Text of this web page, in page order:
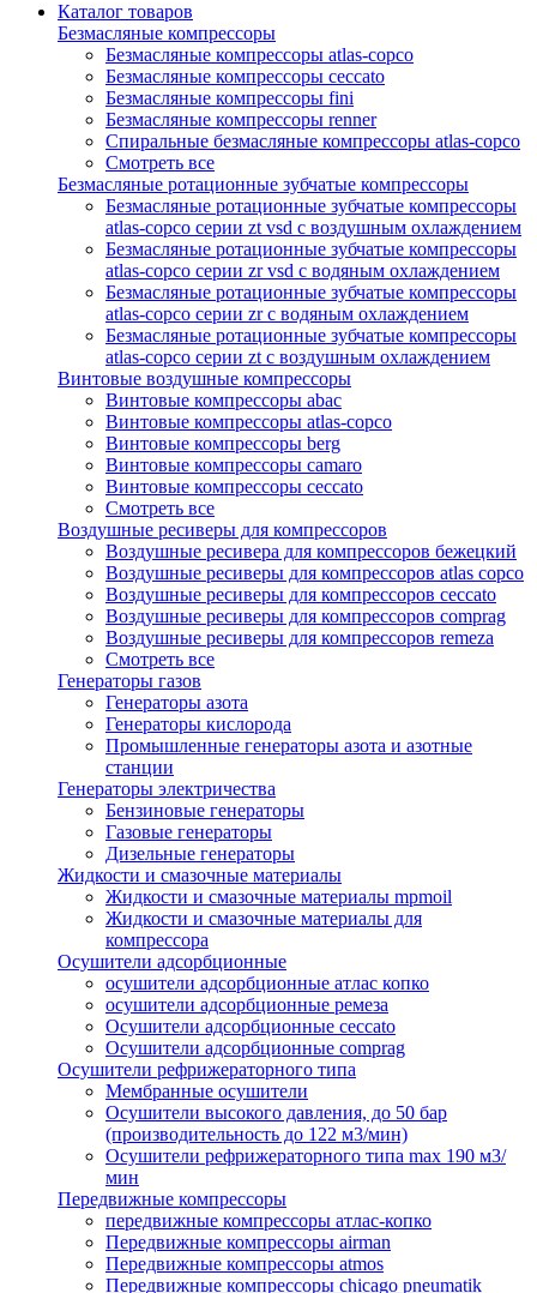
Каталог товаров
Безмасляные компрессоры
Безмасляные компрессоры atlas-copco
Безмасляные компрессоры ceccato
Безмасляные компрессоры fini
Безмасляные компрессоры renner
Спиральные безмасляные компрессоры atlas-copco
Смотреть все
Безмасляные ротационные зубчатые компрессоры
Безмасляные ротационные зубчатые компрессоры
atlas-copco серии zt vsd с воздушным охлаждением
Безмасляные ротационные зубчатые компрессоры
atlas-copco серии zr vsd с водяным охлаждением
Безмасляные ротационные зубчатые компрессоры
atlas-copco серии zr с водяным охлаждением
Безмасляные ротационные зубчатые компрессоры
atlas-copco серии zt с воздушным охлаждением
Винтовые воздушные компрессоры
Винтовые компрессоры abac
Винтовые компрессоры atlas-copco
Винтовые компрессоры berg
Винтовые компрессоры camaro
Винтовые компрессоры ceccato
Смотреть все
Воздушные ресиверы для компрессоров
Воздушные ресивера для компрессоров бежецкий
Воздушные ресиверы для компрессоров atlas copco
Воздушные ресиверы для компрессоров ceccato
Воздушные ресиверы для компрессоров comprag
Воздушные ресиверы для компрессоров remeza
Смотреть все
Генераторы газов
Генераторы азота
Генераторы кислорода
Промышленные генераторы азота и азотные
станции
Генераторы электричества
Бензиновые генераторы
Газовые генераторы
Дизельные генераторы
Жидкости и смазочные материалы
Жидкости и смазочные материалы mpmoil
Жидкости и смазочные материалы для
компрессора
Осушители адсорбционные
осушители адсорбционные атлас копко
осушители адсорбционные ремеза
Осушители адсорбционные ceccato
Осушители адсорбционные comprag
Осушители рефрижераторного типа
Мембранные осушители
Осушители высокого давления, до 50 бар
(производительность до 122 м3/мин)
Осушители рефрижераторного типа max 190 м3/
мин
Передвижные компрессоры
передвижные компрессоры атлас-копко
Передвижные компрессоры airman
Передвижные компрессоры atmos
Передвижные компрессоры chicago pneumatik